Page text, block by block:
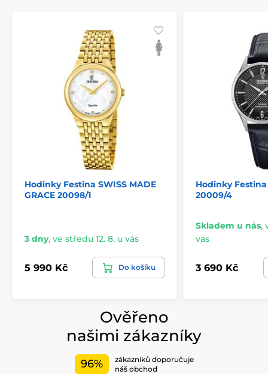
Hodinky Festina SWISS MADE
GRACE 20098/1
3 dny, ve středu 12. 8. u vás
5 990 Kč Do košíku
Hodinky Festina
20009/4
Skladem u nás,
vás
3 690 Kč
Ověřeno
našimi zákazníky
96%
zákazníků doporučuje
náš obchod